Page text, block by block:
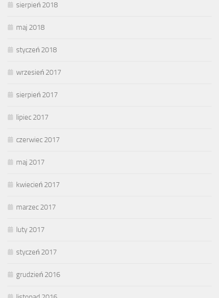
sierpień 2018
maj 2018
styczeń 2018
wrzesień 2017
sierpień 2017
lipiec 2017
czerwiec 2017
maj 2017
kwiecień 2017
marzec 2017
luty 2017
styczeń 2017
grudzień 2016